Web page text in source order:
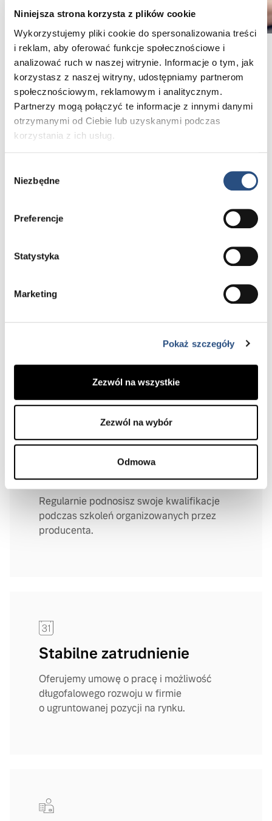
Niniejsza strona korzysta z plików cookie
Wykorzystujemy pliki cookie do spersonalizowania treści
i reklam, aby oferować funkcje społecznościowe i
analizować ruch w naszej witrynie. Informacje o tym, jak
korzystasz z naszej witryny, udostępniamy partnerom
społecznościowym, reklamowym i analitycznym.
Partnerzy mogą połączyć te informacje z innymi danymi
otrzymanymi od Ciebie lub uzyskanymi podczas
korzystania z ich usług.
zgody
Niezbędne
Preferencje
Statystyka
Marketing
Pokaż szczegóły
Zezwól na wszystkie
Zezwól na wybór
Odmowa
Dlaczego warto pracować
w Nobile Cars?
Pracujesz w profesjonalnie wyposażonym
serwisie spełniającym standardy Volvo.
Każdy pracownik ma do dyspozycji własne,
Szkolenia techniczne Volvo
Regularnie podnosisz swoje kwalifikacje
podczas szkoleń organizowanych przez
producenta.
Stabilne zatrudnienie
Oferujemy umowę o pracę i możliwość
długofalowego rozwoju w firmie
o ugruntowanej pozycji na rynku.